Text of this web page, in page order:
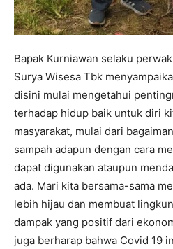
Bapak Kurniawan selaku
Surya Wisesa Tbk
disini mulai mengetahui
terhadap hidup baik untuk diri
masyarakat, mulai dari
sampah adapun dengan cara
dapat digunakan ataupun
ada. Mari kita bersama-sama
lebih hijau dan membuat
dampak yang positif dari
juga berharap bahwa Covid 19